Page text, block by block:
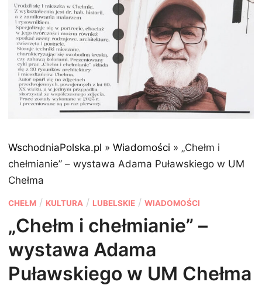
WschodniaPolska.pl » Wiadomości » „Chełm i
chełmianie” – wystawa Adama Puławskiego w UM
Chełma
P
s
t
e
d
CHEŁM / KULTURA / LUBELSKIE / WIADOMOŚCI
„Chełm i chełmianie” –
wystawa Adama
Puławskiego w UM Chełma